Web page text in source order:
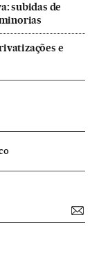
subidas de
e